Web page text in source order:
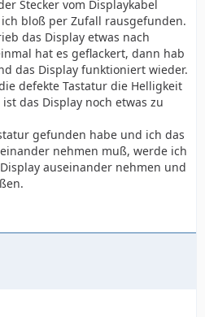
Stecker vom Displaykabel
bloß per Zufall rausgefunden.
das Display etwas nach
hat es geflackert, dann hab
das Display funktioniert wieder.
defekte Tastatur die Helligkeit
das Display noch etwas zu
gefunden habe und ich das
nehmen muß, werde ich
auseinander nehmen und